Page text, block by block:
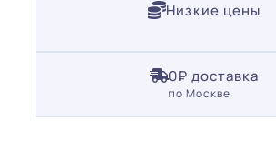
Низкие цены
0₽ доставка
по Москве